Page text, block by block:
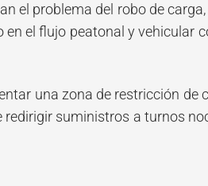
el problema del robo de
el flujo peatonal y vehicular
una zona de restricción de
redirigir suministros a turnos